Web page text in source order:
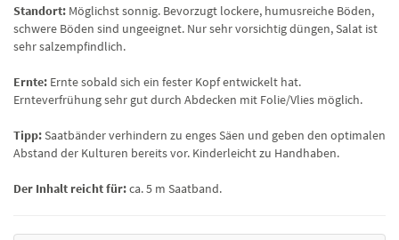
Standort: Möglichst sonnig. Bevorzugt lockere, humusreiche Böden,
schwere Böden sind ungeeignet. Nur sehr vorsichtig düngen, Salat ist
sehr salzempfindlich.
Ernte: Ernte sobald sich ein fester Kopf entwickelt hat.
Ernteverfrühung sehr gut durch Abdecken mit Folie/Vlies möglich.
Tipp:Saatbänder verhindern zu enges Säen und geben den optimalen
Abstand der Kulturen bereits vor. Kinderleicht zu Handhaben.
Der Inhalt reicht für:ca. 5 m Saatband.